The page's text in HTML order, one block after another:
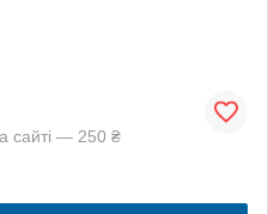
сайті — 250 ₴